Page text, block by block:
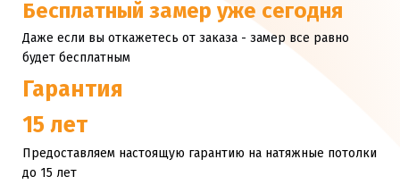
Бесплатный замер уже сегодня
Даже если вы откажетесь от заказа - замер все равно
будет бесплатным
Гарантия
15 лет
Предоставляем настоящую гарантию на натяжные потолки
до 15 лет